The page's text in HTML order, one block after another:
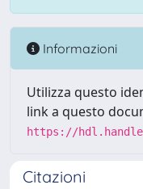
Informazioni
Utilizza questo
link a questo
https://
Citazioni